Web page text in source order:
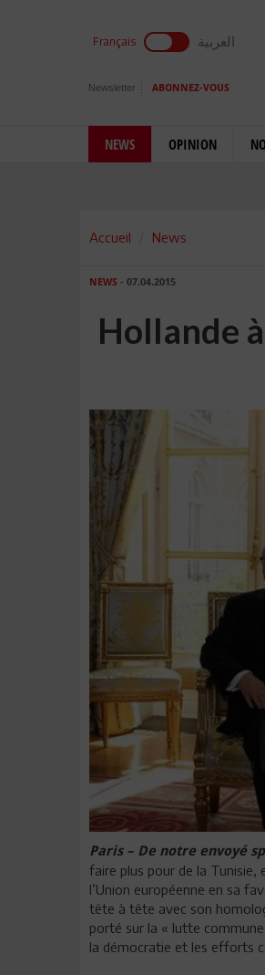
Français العربية
Newsletter ABONNEZ-VOUS
NEWS OPINION
Accueil News
NEWS - 07.04.2015
Hollande
Paris – De notre envoyé
faire plus pour de la
l’Union européenne en sa
tête à tête avec son
porté sur la « lutte
la démocratie et les efforts